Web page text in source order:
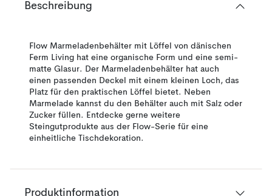
Beschreibung
Flow Marmeladenbehälter mit Löffel von dänischen
Ferm Living hat eine organische Form und eine semi-
matte Glasur. Der Marmeladenbehälter hat auch
einen passenden Deckel mit einem kleinen Loch, das
Platz für den praktischen Löffel bietet. Neben
Marmelade kannst du den Behälter auch mit Salz oder
Zucker füllen. Entdecke gerne weitere
Steingutprodukte aus der Flow-Serie für eine
einheitliche Tischdekoration.
Produktinformation